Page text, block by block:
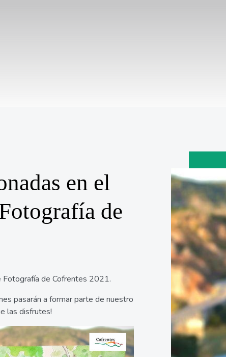
en el
de
Fotografía de Cofrentes 2021.
pasarán a formar parte de nuestro
las disfrutes!